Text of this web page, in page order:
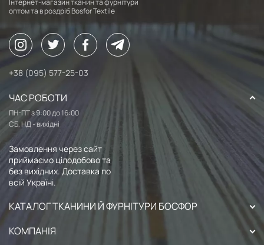
оптом та в роздріб Bosfor Textile
+38 (095) 577-25-03
ЧАС РОБОТИ
ПН-ПТ з 9:00 до 16:00
СБ, НД - вихідні
Замовлення через сайт
приймаємо цілодобово та
без вихідних. Доставка по
всій Україні.
КАТАЛОГ ТКАНИНИ Й ФУРНІТУРИ БОСФОР
КОМПАНІЯ